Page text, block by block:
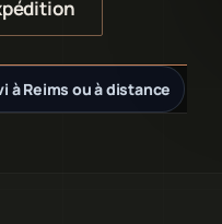
à Reims ou à distance